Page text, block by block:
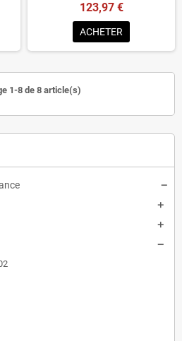
123,97 €
ACHETER
1-8 de 8 article(s)